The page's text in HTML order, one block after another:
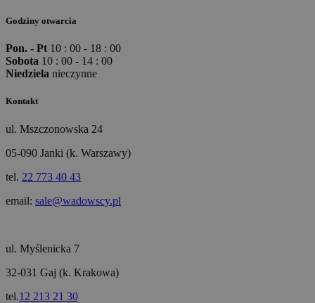
Godziny otwarcia
Pon. - Pt 10 : 00 - 18 : 00
Sobota 10 : 00 - 14 : 00
Niedziela nieczynne
Kontakt
ul. Mszczonowska 24
05-090 Janki (k. Warszawy)
tel. 22 773 40 43
email: sale@wadowscy.pl
ul. Myślenicka 7
32-031 Gaj (k. Krakowa)
tel.12 213 21 30